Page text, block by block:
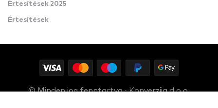
Értesítések 2025
Értesítések
© Minden jog fenntartva · Konverzija d.o.o.